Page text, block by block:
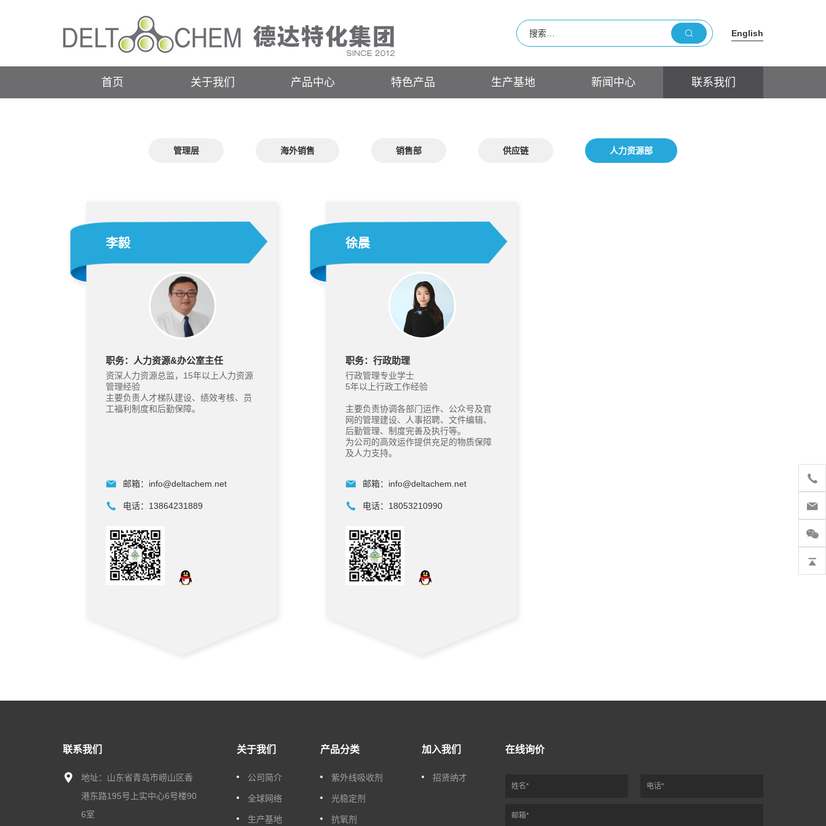
English
首页 关于我们 产品中心 特色产品 生产基地 新闻中心 联系我们
管理层 海外销售 销售部 供应链 人力资源部
李毅
职务：人力资源&办公室主任
资深人力资源总监，15年以上人力资源
管理经验
主要负责人才梯队建设、绩效考核、员
工福利制度和后勤保障。
邮箱： info@deltachem.net
电话： 13864231889
徐晨
职务：行政助理
行政管理专业学士
5年以上行政工作经验
主要负责协调各部门运作、公众号及官
网的管理建设、人事招聘、文件编辑、
后勤管理、制度完善及执行等。
为公司的高效运作提供充足的物质保障
及人力支持。
邮箱： info@deltachem.net
电话： 18053210990
联系我们
地址：山东省青岛市崂山区香
港东路195号上实中心6号楼90
6室
关于我们
公司简介
全球网络
生产基地
产品分类
紫外线吸收剂
光稳定剂
抗氧剂
加入我们
招贤纳才
在线询价